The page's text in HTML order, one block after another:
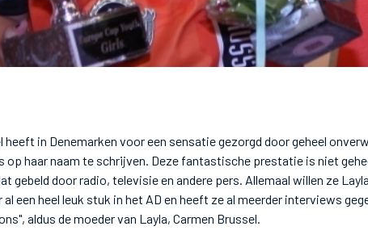
heeft in Denemarken voor een sensatie gezorgd door geheel
op haar naam te schrijven. Deze fantastische prestatie is niet
gebeld door radio, televisie en andere pers. Allemaal willen ze
een heel leuk stuk in het AD en heeft ze al meerder interviews
aldus de moeder van Layla, Carmen Brussel.